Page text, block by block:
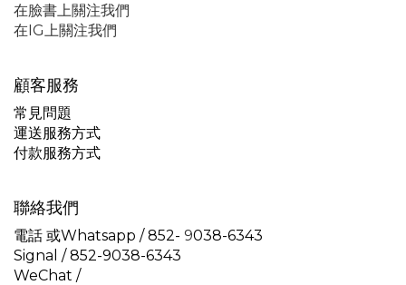
在臉書上關注我們
在IG上關注我們
顧客服務
常見問題
運送服務方式
付款服務方式
聯絡我們
電話 或Whatsapp / 852- 9038-6343
Signal /852-9038-6343
WeChat /